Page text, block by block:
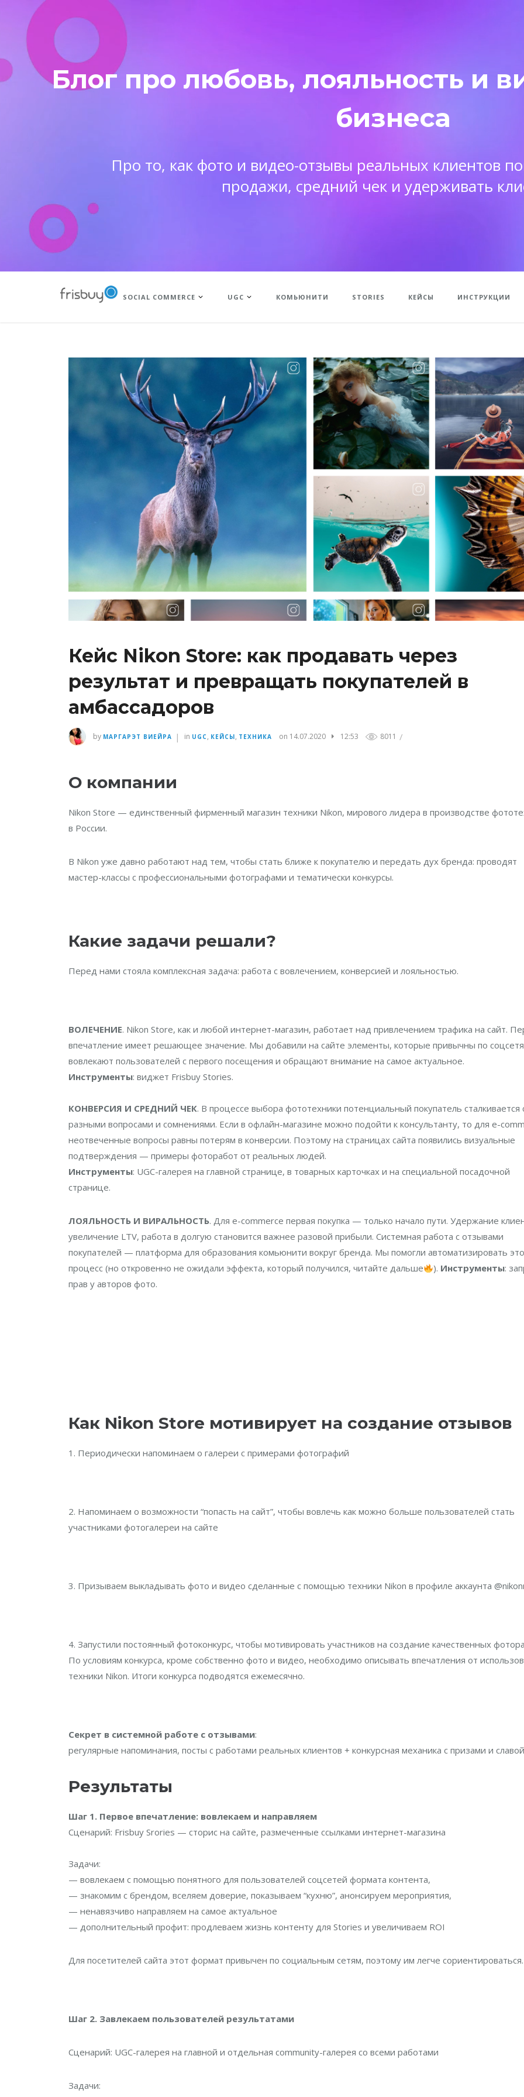
Блог про любовь, лояльность и
бизнеса
Про то, как фото и видео-отзывы реальных клиентов
продажи, средний чек и удерживать
SOCIAL COMMERCE UGC КОМЬЮНИТИ STORIES КЕЙСЫ ИНСТРУКЦИИ
Кейс Nikon Store: как продавать через
результат и превращать покупателей в
амбассадоров
by МАРГАРЭТ ВИЕЙРА | in UGC , КЕЙСЫ, ТЕХНИКА on 14.07.2020 12:53 8011 /
О компании
Nikon Store — единственный фирменный магазин техники Nikon, мирового лидера в производстве
в России.
В Nikon уже давно работают над тем, чтобы стать ближе к покупателю и передать дух бренда: проводят
мастер-классы с профессиональными фотографами и тематически конкурсы.
Какие задачи решали?
Перед нами стояла комплексная задача: работа с вовлечением, конверсией и лояльностью.
ВОЛЕЧЕНИЕ. Nikon Store, как и любой интернет-магазин, работает над привлечением трафика на сайт.
впечатление имеет решающее значение. Мы добавили на сайте элементы, которые привычны по
вовлекают пользователей с первого посещения и обращают внимание на самое актуальное.
Инструменты: виджет Frisbuy Stories.
КОНВЕРСИЯ И СРЕДНИЙ ЧЕК. В процессе выбора фототехники потенциальный покупатель сталкивается
разными вопросами и сомнениями. Если в офлайн-магазине можно подойти к консультанту, то для e-
неотвеченные вопросы равны потерям в конверсии. Поэтому на страницах сайта появились визуальные
подтверждения — примеры фоторабот от реальных людей.
Инструменты: UGC-галерея на главной странице, в товарных карточках и на специальной посадочной
странице.
ЛОЯЛЬНОСТЬ И ВИРАЛЬНОСТЬ. Для e-commerce первая покупка — только начало пути. Удержание
увеличение LTV, работа в долгую становится важнее разовой прибыли. Системная работа с отзывами
покупателей — платформа для образования комьюнити вокруг бренда. Мы помогли автоматизировать
процесс (но откровенно не ожидали эффекта, который получился, читайте дальше
). Инструменты:
прав у авторов фото.
Как Nikon Store мотивирует на создание отзывов
1. Периодически напоминаем о галереи с примерами фотографий
2. Напоминаем о возможности “попасть на сайт”, чтобы вовлечь как можно больше пользователей стать
участниками фотогалереи на сайте
3. Призываем выкладывать фото и видео сделанные с помощью техники Nikon в профиле аккаунта
4. Запустили постоянный фотоконкурс, чтобы мотивировать участников на создание качественных
По условиям конкурса, кроме собственно фото и видео, необходимо описывать впечатления от
техники Nikon. Итоги конкурса подводятся ежемесячно.
Секрет в системной работе с отзывами:
регулярные напоминания, посты с работами реальных клиентов + конкурсная механика с призами и
Результаты
Шаг 1. Первое впечатление: вовлекаем и направляем
Сценарий: Frisbuy Srories — сторис на сайте, размеченные ссылками интернет-магазина
Задачи:
— вовлекаем с помощью понятного для пользователей соцсетей формата контента,
— знакомим с брендом, вселяем доверие, показываем “кухню”, анонсируем мероприятия,
— ненавязчиво направляем на самое актуальное
— дополнительный профит: продлеваем жизнь контенту для Stories и увеличиваем ROI
Для посетителей сайта этот формат привычен по социальным сетям, поэтому им легче сориентироваться.
Шаг 2. Завлекаем пользователей результатами
Сценарий: UGС-галерея на главной и отдельная community-галерея со всеми работами
Задачи: